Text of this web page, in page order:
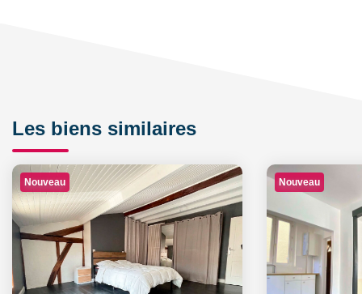
Les biens similaires
Nouveau Nouveau